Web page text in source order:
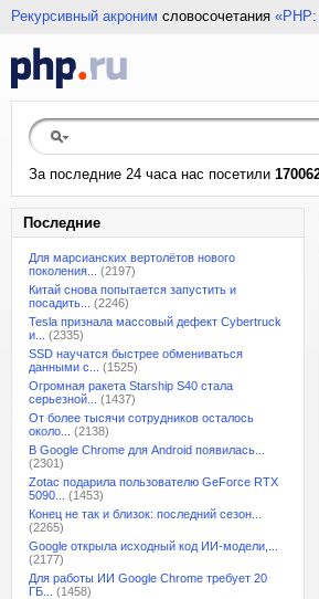
Рекурсивный акроним словосочетания
За последние 24 часа нас посетили
Последние
Для марсианских вертолётов нового
поколения...
(2197)
Китай снова попытается запустить и
посадить...
(2246)
Tesla признала массовый дефект Cybertruck
и...
(2335)
SSD научатся быстрее обмениваться
данными с...
(1525)
Огромная ракета Starship S40 стала
серьезной...
(1437)
От более тысячи сотрудников осталось
около...
(2138)
В Google Chrome для Android появилась...
(2301)
Zotac подарила пользователю GeForce RTX
5090...
(1453)
Конец не так и близок: последний сезон...
(2265)
Google открыла исходный код ИИ-модели,...
(2177)
Для работы ИИ Google Chrome требует 20
ГБ...
(1458)